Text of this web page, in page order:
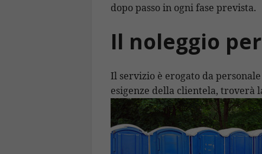
dopo passo in ogni fase prevista.
Il noleggio
Il servizio è erogato da
esigenze della clientela, troverà